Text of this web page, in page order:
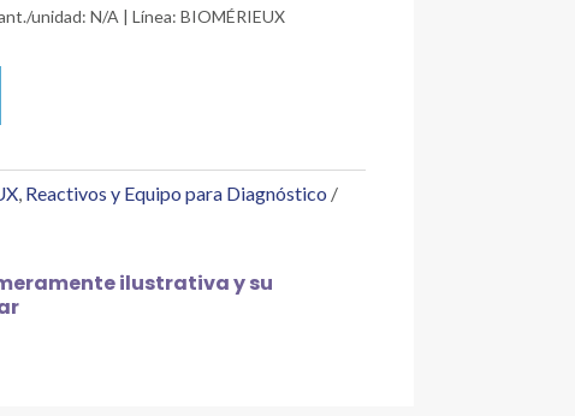
unidad: N/A | Línea: BIOMÉRIEUX
, Reactivos y Equipo para Diagnóstico
ilustrativa y su